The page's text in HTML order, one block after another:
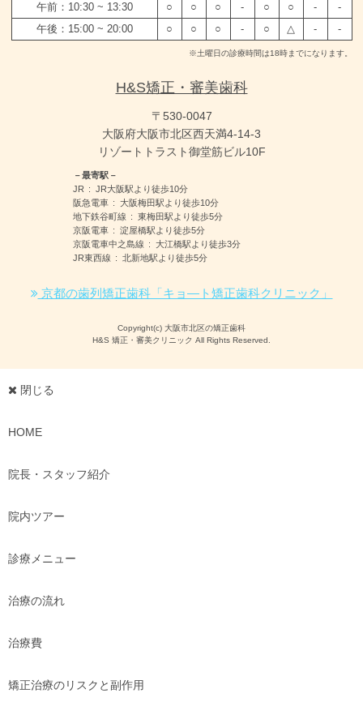
午前：10:30 ~ 13:30
○ ○ ○ - ○ ○ -
-
午後：15:00 ~ 20:00
○ ○ ○ - ○ △ - -
※土曜日の診療時間は18時までになります。
H&S矯正・審美歯科
〒530-0047
大阪府大阪市北区西天満4-14-3
リゾートトラスト御堂筋ビル10F
－最寄駅－
JR
JR大阪駅より徒歩10分
阪急電車
大阪梅田駅より徒歩10分
地下鉄谷町線
東梅田駅より徒歩5分
京阪電車
淀屋橋駅より徒歩5分
京阪電車中之島線
大江橋駅より徒歩3分
JR東西線
北新地駅より徒歩5分
京都の歯列矯正歯科「キョ―ト矯正歯科クリニック」
Copyright(c) 大阪市北区の矯正歯科
H&S 矯正・審美クリニック All Rights Reserved.
閉じる
HOME
院長・スタッフ紹介
院内ツアー
診療メニュー
治療の流れ
治療費
矯正治療のリスクと副作用